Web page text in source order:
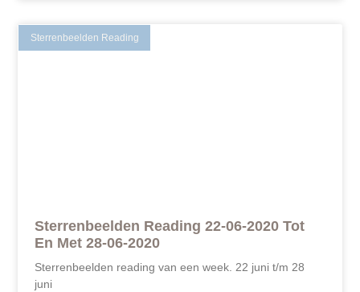
Sterrenbeelden Reading
Sterrenbeelden Reading 22-06-2020 Tot
En Met 28-06-2020
Sterrenbeelden reading van een week. 22 juni t/m 28
juni